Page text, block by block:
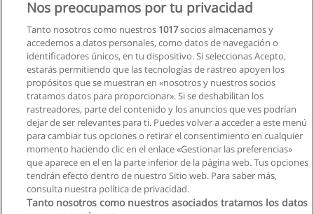
Especialización de Ciencias de la Educación
Escuela Politécnica del Ejército
Solicita información
Parvularia
Universidad Alfredo Perez Guerrero
Solicita información
Nos preocupamos por tu privacidad
Tanto nosotros como nuestros 1017socios almacenamos y
accedemos a datos personales, como datos de navegación o
identificadores únicos, en tu dispositivo. Si seleccionas Acepto,
estarás permitiendo que las tecnologías de rastreo apoyen los
propósitos que se muestran en «nosotros y nuestros socios
tratamos datos para proporcionar». Si se deshabilitan los
rastreadores, parte del contenido y los anuncios que ves podrían
dejar de ser relevantes para ti. Puedes volver a acceder a este menú
para cambiar tus opciones o retirar el consentimiento en cualquier
momento haciendo clic en el enlace «Gestionar las preferencias»
que aparece en el en la parte inferior de la página web. Tus opciones
tendrán efecto dentro de nuestro Sitio web. Para saber más,
consulta nuestra política de privacidad.
Tanto nosotros como nuestros asociados tratamos los datos